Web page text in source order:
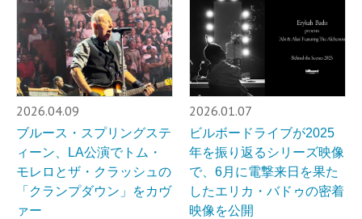
2026.04.09
ブルース・スプリングステ
ィーン、LA公演でトム・
モレロとザ・クラッシュの
「クランプダウン」をカヴ
ァー
2026.01.07
ビルボードライブが2025
年を振り返るシリーズ映像
で、6月に電撃来日を果た
したエリカ・バドゥの密着
映像を公開